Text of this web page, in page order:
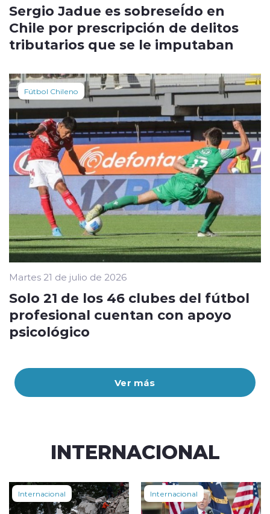
Ver más
Sergio Jadue es sobreseÍdo en
Chile por prescripción de delitos
tributarios que se le imputaban
Fútbol Chileno
Martes 21 de julio de 2026
Solo 21 de los 46 clubes del fútbol
profesional cuentan con apoyo
psicológico
INTERNACIONAL
Internacional Internacional